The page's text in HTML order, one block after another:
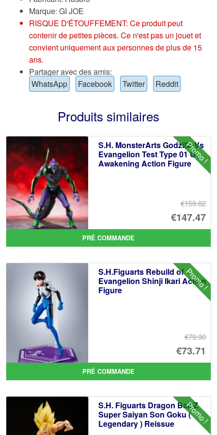
Marque: GI JOE
RISQUE D'ÉTOUFFEMENT: Ce produit peut
contenir de petites pièces. Ce n'est pas un jouet et
convient uniquement aux personnes de plus de 15
ans.
Partager avec des amis:
WhatsApp
Facebook Twitter Reddit
Produits similaires
Promo !
S.H. MonsterArts Godzilla Vs
Evangelion Test Type 01 G
Awakening Action Figure
€159.82
Le
€147.47
Le
PRÉ COMMANDE
Promo !
S.H.Figuarts Rebuild of
Evangelion Shinji Ikari Action
Figure
€79.90
€73.71
Le
PRÉ COMMANDE
Promo !
S.H. Figuarts Dragon Ball Z
Super Saiyan Son Goku (
Legendary ) Reissue